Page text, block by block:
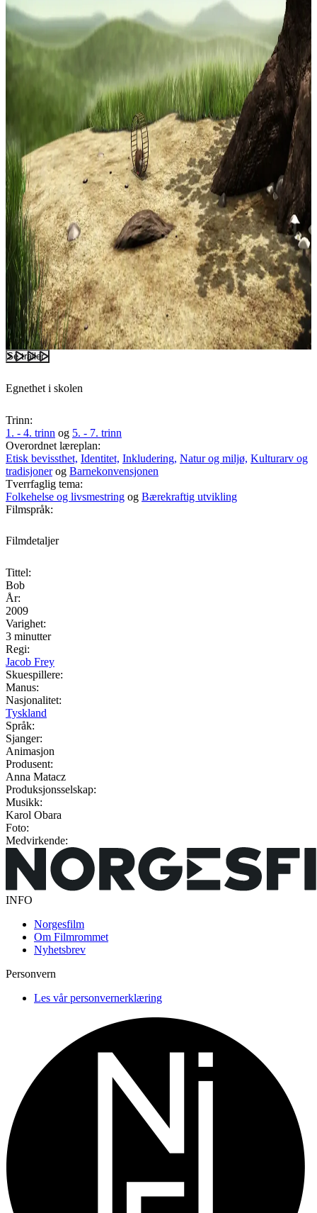
Se trailer
Egnethet i skolen
Trinn:
1. - 4. trinn og 5. - 7. trinn
Overordnet læreplan:
Etisk bevissthet, Identitet, Inkludering, Natur og miljø, Kulturarv og
tradisjonerog Barnekonvensjonen
Tverrfaglig tema:
Folkehelse og livsmestring og Bærekraftig utvikling
Filmspråk:
Filmdetaljer
Tittel:
Bob
År:
2009
Varighet:
3 minutter
Regi:
Jacob Frey
Skuespillere:
Manus:
Nasjonalitet:
Tyskland
Språk:
Sjanger:
Animasjon
Produsent:
Anna Matacz
Produksjonsselskap:
Musikk:
Karol Obara
Foto:
Medvirkende:
INFO
Norgesfilm
Om Filmrommet
Nyhetsbrev
Personvern
Les vår personvernerklæring